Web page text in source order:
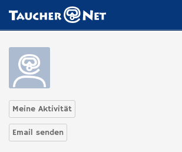
Meine Aktivität
Email senden